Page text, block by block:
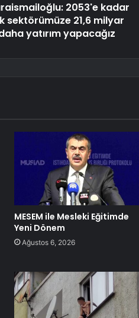
2053'e kadar
sektörümüze 21,6 milyar
yatırım yapacağız
MESEM ile Mesleki Eğitimde
Yeni Dönem
Ağustos 6, 2026